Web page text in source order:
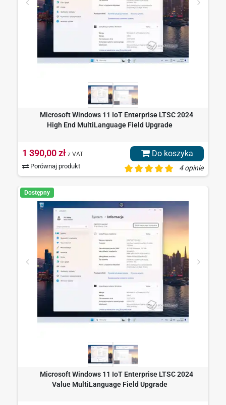
4 opinie
Microsoft Windows 11 IoT Enterprise LTSC 2024
High End MultiLanguage Field Upgrade
1 390,00 zł z VAT
Porównaj produkt
Do koszyka
Dostępny
Microsoft Windows 11 IoT Enterprise LTSC 2024
Value MultiLanguage Field Upgrade